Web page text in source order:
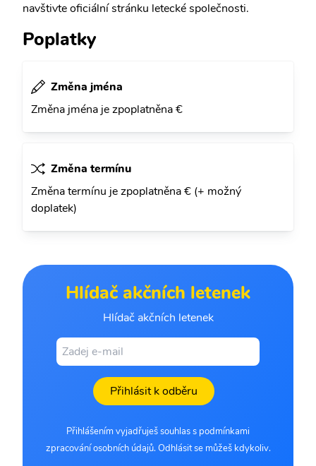
navštivte oficiální stránku letecké společnosti.
Poplatky
Změna jména
Změna jména je zpoplatněna €
Změna termínu
Změna termínu je zpoplatněna € (+ možný
doplatek)
Hlídač akčních letenek
Hlídač akčních letenek
Přihlásit k odběru
Přihlášením vyjadřuješ souhlas s podmínkami
zpracování osobních údajů. Odhlásit se můžeš kdykoliv.